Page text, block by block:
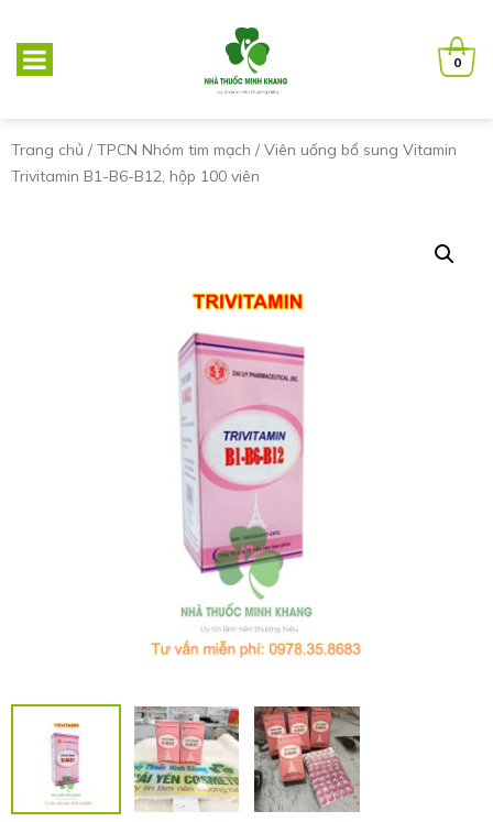
0
Trang chủ / TPCN Nhóm tim mạch / Viên uống bổ sung Vitamin
Trivitamin B1-B6-B12, hộp 100 viên